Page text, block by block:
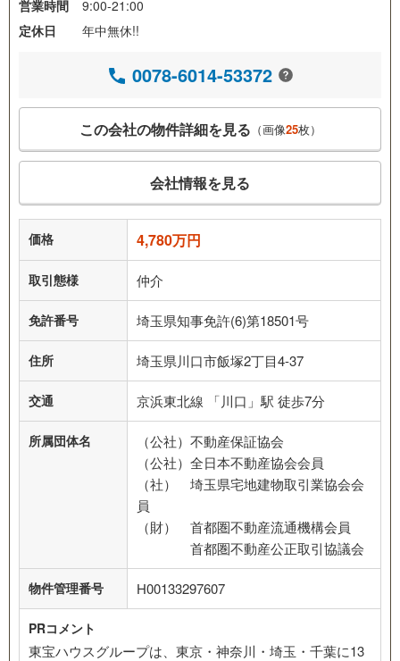
営業時間
9:00-21:00
定休日
年中無休!!
0078-6014-53372
この会社の物件詳細を見る （画像25枚）
会社情報を見る
価格 4,780万円
取引態様 仲介
免許番号 埼玉県知事免許(6)第18501号
住所 埼玉県川口市飯塚2丁目4-37
交通 京浜東北線 「川口」駅 徒歩7分
所属団体名
（公社）不動産保証協会
（公社）全日本不動産協会会員
（社） 埼玉県宅地建物取引業協会会
員
（財） 首都圏不動産流通機構会員
首都圏不動産公正取引協議会
物件管理番号 H00133297607
PRコメント
東宝ハウスグループは、東京・神奈川・埼玉・千葉に13